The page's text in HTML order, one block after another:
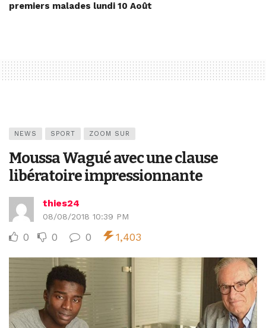
premiers malades lundi 10 Août
NEWS SPORT ZOOM SUR
Moussa Wagué avec une clause
libératoire impressionnante
thies24
08/08/2018 10:39 PM
0 0 0 1,403